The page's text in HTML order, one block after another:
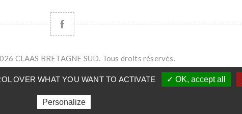
CLAAS BRETAGNE SUD. Tous droits réservés.
OVER WHAT YOU WANT TO ACTIVATE ✓ OK, accept all
Personalize